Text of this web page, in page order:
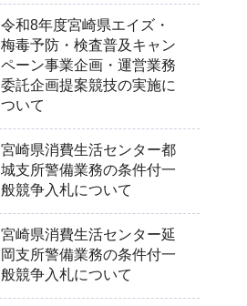
令和8年度宮崎県エイズ・
梅毒予防・検査普及キャン
ペーン事業企画・運営業務
委託企画提案競技の実施に
ついて
宮崎県消費生活センター都
城支所警備業務の条件付一
般競争入札について
宮崎県消費生活センター延
岡支所警備業務の条件付一
般競争入札について